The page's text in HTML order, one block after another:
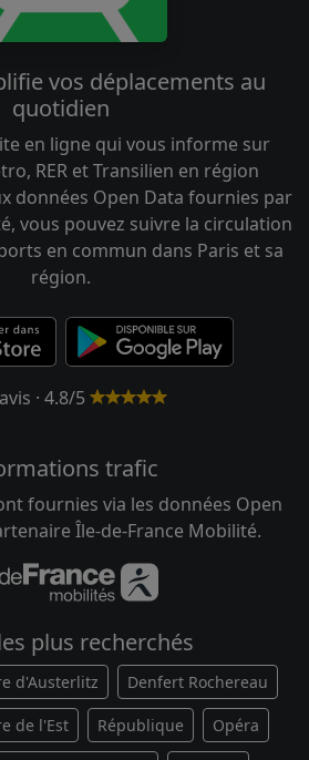
vos déplacements au
quotidien
en ligne qui vous informe sur
RER et Transilien en région
données Open Data fournies par
vous pouvez suivre la circulation
en commun dans Paris et sa
région.
· 4.8/5
trafic
fournies via les données Open
Île-de-France Mobilité.
plus recherchés
d'Austerlitz Denfert Rochereau
de l'Est République Opéra